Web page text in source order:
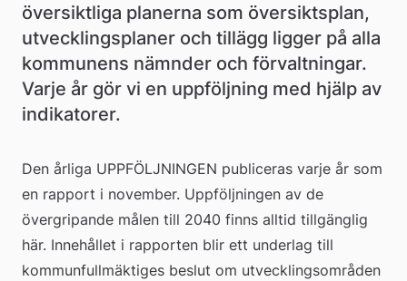
översiktliga planerna som översiktsplan,
utvecklingsplaner och tillägg ligger på alla
kommunens nämnder och förvaltningar.
Varje år gör vi en uppföljning med hjälp av
indikatorer.
Den årliga UPPFÖLJNINGEN publiceras varje år som
en rapport i november. Uppföljningen av de
övergripande målen till 2040 finns alltid tillgänglig
här. Innehållet i rapporten blir ett underlag till
kommunfullmäktiges beslut om utvecklingsområden